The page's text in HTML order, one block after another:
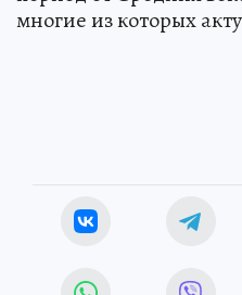
многие из которых